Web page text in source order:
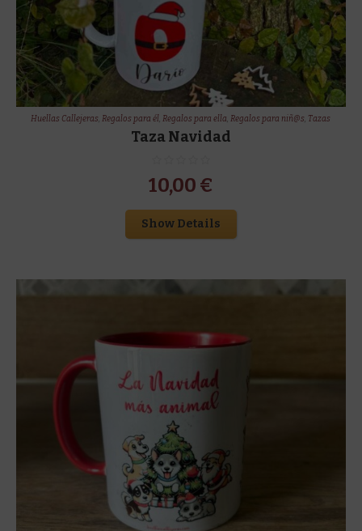
Huellas Callejeras,Regalos para él,Regalos para ella,Regalos para niñ@s, Tazas
Taza Navidad
10,00 €
Show Details